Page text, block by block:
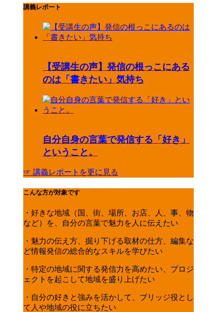
講義レポート
【受講生の声】発信の根っこにある
のは「書きたい」気持ち
自分自身の言葉で発信する「好き」
ということ。
☞ 講義レポートを更に見る
こんな方が対象です
・好きな地域（国、街、場所、お店、人、事、物
など）を、自分の言葉で魅力を人に伝えたい
・魅力の伝え方、掘り下げる取材の仕方、編集な
ど情報発信の総合的なスキルを学びたい
・特定の地域に関する発信力を高めたい、プロジ
ェクトを起こして地域を盛り上げたい
・自分の好きと強みを活かして、ブリッジ役とし
て人や地域の役に立ちたい